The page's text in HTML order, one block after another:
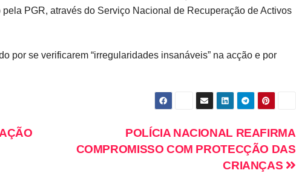
PGR, através do Serviço Nacional de Recuperação de Activos
por se verificarem “irregularidades insanáveis” na acção e por
POLÍCIA NACIONAL REAFIRMA
COMPROMISSO COM PROTECÇÃO DAS
CRIANÇAS